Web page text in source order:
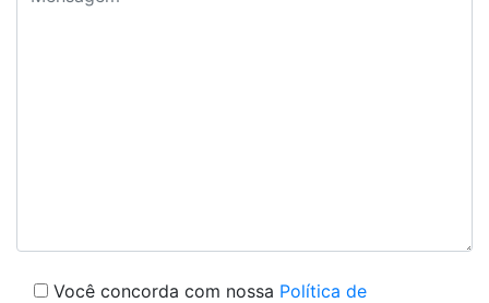
Você concorda com nossa Política de